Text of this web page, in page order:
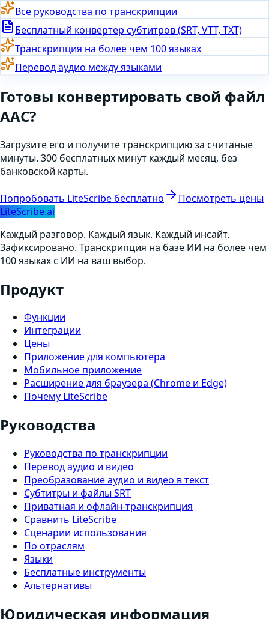
Все руководства по транскрипции
Бесплатный конвертер субтитров (SRT, VTT, TXT)
Транскрипция на более чем 100 языках
Перевод аудио между языками
Готовы конвертировать свой файл
AAC?
Загрузите его и получите транскрипцию за считаные
минуты. 300 бесплатных минут каждый месяц, без
банковской карты.
Попробовать LiteScribe бесплатно
Посмотреть цены
LiteScribe.ai
Каждый разговор. Каждый язык. Каждый инсайт.
Зафиксировано. Транскрипция на базе ИИ на более чем
100 языках с ИИ на ваш выбор.
Продукт
Функции
Интеграции
Цены
Приложение для компьютера
Мобильное приложение
Расширение для браузера (Chrome и Edge)
Почему LiteScribe
Руководства
Руководства по транскрипции
Перевод аудио и видео
Преобразование аудио и видео в текст
Субтитры и файлы SRT
Приватная и офлайн-транскрипция
Сравнить LiteScribe
Сценарии использования
По отраслям
Языки
Бесплатные инструменты
Альтернативы
Юридическая информация